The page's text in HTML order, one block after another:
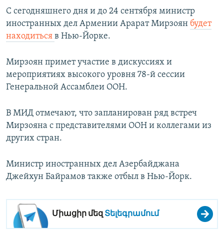
С сегодняшнего дня и до 24 сентября министр
иностранных дел Армении Арарат Мирзоян будет
находиться в Нью-Йорке.
Мирзоян примет участие в дискуссиях и
мероприятиях высокого уровня 78-й сессии
Генеральной Ассамблеи ООН.
В МИД отмечают, что запланирован ряд встреч
Мирзояна с представителями ООН и коллегами из
других стран.
Министр иностранных дел Азербайджана
Джейхун Байрамов также отбыл в Нью-Йорк.
Միացիր մեզ Տելեգրամում